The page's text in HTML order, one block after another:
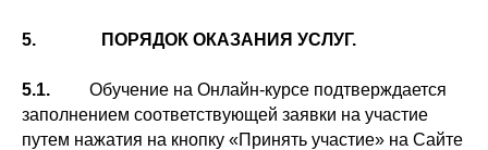
5. ПОРЯДОК ОКАЗАНИЯ УСЛУГ.
5.1. Обучение на Онлайн-курсе подтверждается
заполнением соответствующей заявки на участие
путем нажатия на кнопку «Принять участие» на Сайте